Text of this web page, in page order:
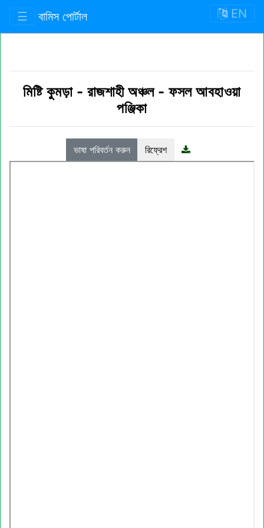
☰ বামিস পোর্টাল EN
মিষ্টি কুমড়া - রাজশাহী অঞ্চল-ফসল আবহাওয়া
পঞ্জিকা
ভাষা পরিবর্তন করুন রিফ্রেশ